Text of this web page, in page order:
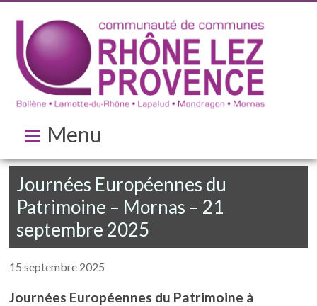
Menu
Journées Européennes du
Patrimoine – Mornas – 21
septembre 2025
15 septembre 2025
Journées Européennes du Patrimoine à